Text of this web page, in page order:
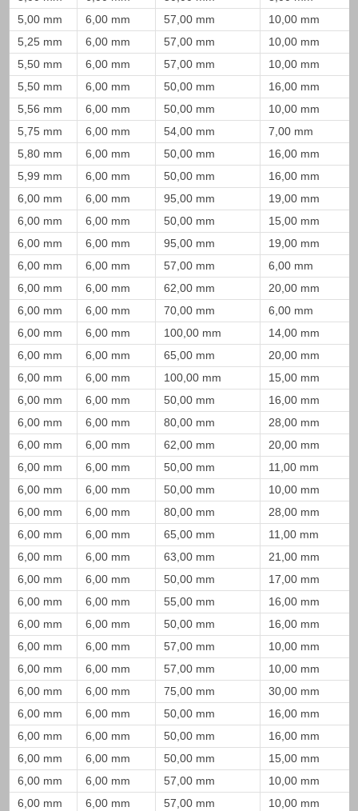
5,00 mm
6,00 mm 57,00 mm
10,00 mm
5,25 mm
6,00 mm 57,00 mm
10,00 mm
5,50 mm
6,00 mm 57,00 mm
10,00 mm
5,50 mm
6,00 mm 50,00 mm
16,00 mm
5,56 mm
6,00 mm 50,00 mm
10,00 mm
5,75 mm
6,00 mm 54,00 mm
7,00 mm
5,80 mm
6,00 mm 50,00 mm
16,00 mm
5,99 mm
6,00 mm 50,00 mm
16,00 mm
6,00 mm
6,00 mm 95,00 mm
19,00 mm
6,00 mm
6,00 mm 50,00 mm
15,00 mm
6,00 mm
6,00 mm 95,00 mm
19,00 mm
6,00 mm
6,00 mm 57,00 mm
6,00 mm
6,00 mm
6,00 mm 62,00 mm
20,00 mm
6,00 mm
6,00 mm 70,00 mm
6,00 mm
6,00 mm
6,00 mm 100,00 mm
14,00 mm
6,00 mm
6,00 mm 65,00 mm
20,00 mm
6,00 mm
6,00 mm 100,00 mm
15,00 mm
6,00 mm
6,00 mm 50,00 mm
16,00 mm
6,00 mm
6,00 mm 80,00 mm
28,00 mm
6,00 mm
6,00 mm 62,00 mm
20,00 mm
6,00 mm
6,00 mm 50,00 mm
11,00 mm
6,00 mm
6,00 mm 50,00 mm
10,00 mm
6,00 mm
6,00 mm 80,00 mm
28,00 mm
6,00 mm
6,00 mm 65,00 mm
11,00 mm
6,00 mm
6,00 mm 63,00 mm
21,00 mm
6,00 mm
6,00 mm 50,00 mm
17,00 mm
6,00 mm
6,00 mm 55,00 mm
16,00 mm
6,00 mm
6,00 mm 50,00 mm
16,00 mm
6,00 mm
6,00 mm 57,00 mm
10,00 mm
6,00 mm
6,00 mm 57,00 mm
10,00 mm
6,00 mm
6,00 mm 75,00 mm
30,00 mm
6,00 mm
6,00 mm 50,00 mm
16,00 mm
6,00 mm
6,00 mm 50,00 mm
16,00 mm
6,00 mm
6,00 mm 50,00 mm
15,00 mm
6,00 mm
6,00 mm 57,00 mm
10,00 mm
6,00 mm
6,00 mm 57,00 mm
10,00 mm